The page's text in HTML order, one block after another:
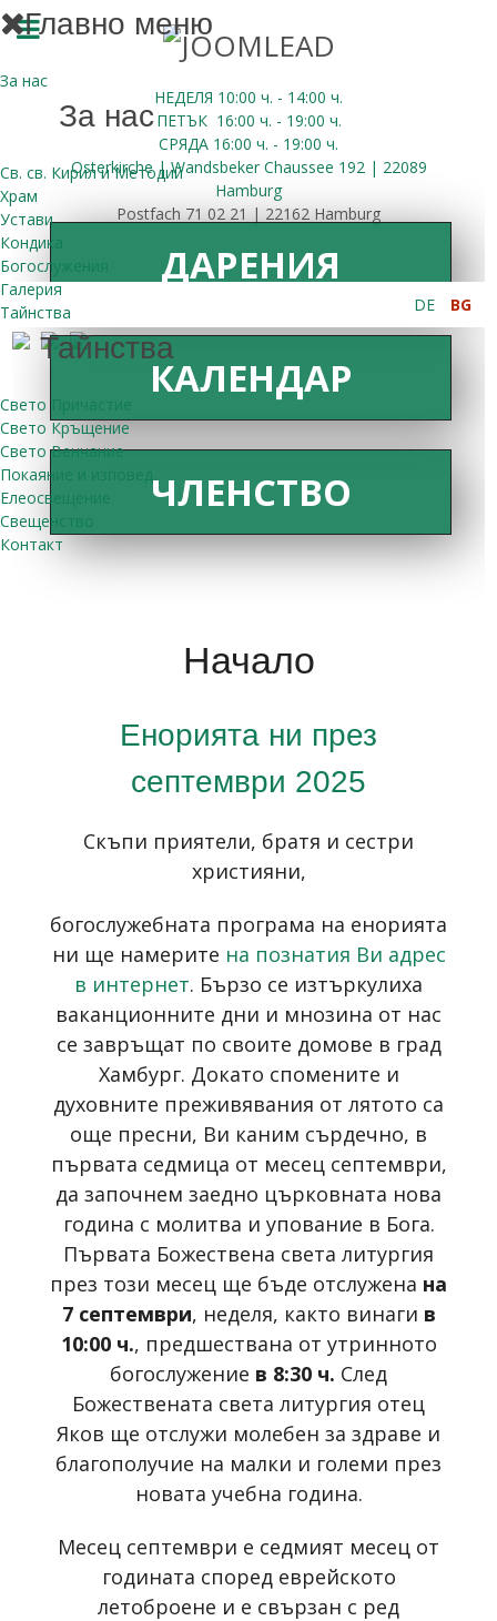
НЕДЕЛЯ 10:00 ч. - 14:00 ч.
ПЕТЪК 16:00 ч. - 19:00 ч.
СРЯДА 16:00 ч. - 19:00 ч.
Osterkirche | Wandsbeker Chaussee 192 | 22089
Hamburg
Postfach 71 02 21 | 22162 Hamburg
Главно меню
За нас
За нас
Св. св. Кирил и Методий
Храм
Устави
Кондика
Богослужения
Галерия
Тайнства
Тайнства
Свето Причастие
Свето Кръщение
Свето Венчание
Покаяние и изповед
Елеосвещение
Свещенство
Контакт
DE BG
ДАРЕНИЯ
КАЛЕНДАР
ЧЛЕНСТВО
Начало
Енорията ни през
септември 2025
Скъпи приятели, братя и сестри
християни,
богослужебната програма на енорията
ни ще намерите на познатия Ви адрес
в интернет. Бързо се изтъркулиха
ваканционните дни и мнозина от нас
се завръщат по своите домове в град
Хамбург. Докато спомените и
духовните преживявания от лятото са
още пресни, Ви каним сърдечно, в
първата седмица от месец септември,
да започнем заедно църковната нова
година с молитва и упование в Бога.
Първата Божествена света литургия
през този месец ще бъде отслужена на
7 септември, неделя, както винаги в
10:00 ч., предшествана от утринното
богослужение в 8:30 ч. След
Божествената света литургия отец
Яков ще отслужи молебен за здраве и
благополучие на малки и големи през
новата учебна година.
Месец септември е седмият месец от
годината според еврейското
летоброене и е свързан с ред